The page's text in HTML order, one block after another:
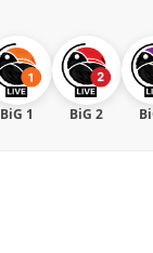
BiG 1 BiG 2